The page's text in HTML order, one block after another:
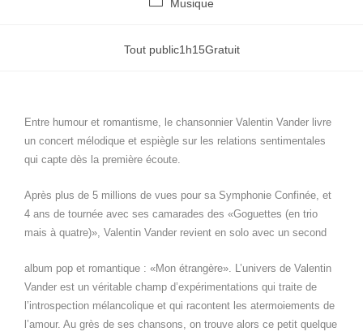
Musique
Tout public1h15Gratuit
Entre humour et romantisme, le chansonnier Valentin Vander livre
un concert mélodique et espiègle sur les relations sentimentales
qui capte dès la première écoute.
Après plus de 5 millions de vues pour sa Symphonie Confinée, et
4 ans de tournée avec ses camarades des «Goguettes (en trio
mais à quatre)», Valentin Vander revient en solo avec un second
album pop et romantique : «Mon étrangère». L’univers de Valentin
Vander est un véritable champ d’expérimentations qui traite de
l’introspection mélancolique et qui racontent les atermoiements de
l’amour. Au grès de ses chansons, on trouve alors ce petit quelque